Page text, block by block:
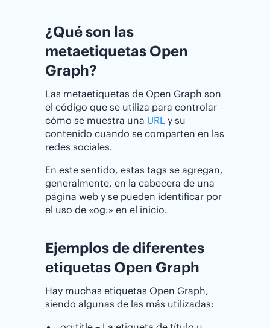
¿Qué son las
metaetiquetas Open
Graph?
Las metaetiquetas de Open Graph son
el código que se utiliza para controlar
cómo se muestra una URL y su
contenido cuando se comparten en las
redes sociales.
En este sentido, estas tags se agregan,
generalmente, en la cabecera de una
página web y se pueden identificar por
el uso de «og:» en el inicio.
Ejemplos de diferentes
etiquetas Open Graph
Hay muchas etiquetas Open Graph,
siendo algunas de las más utilizadas: